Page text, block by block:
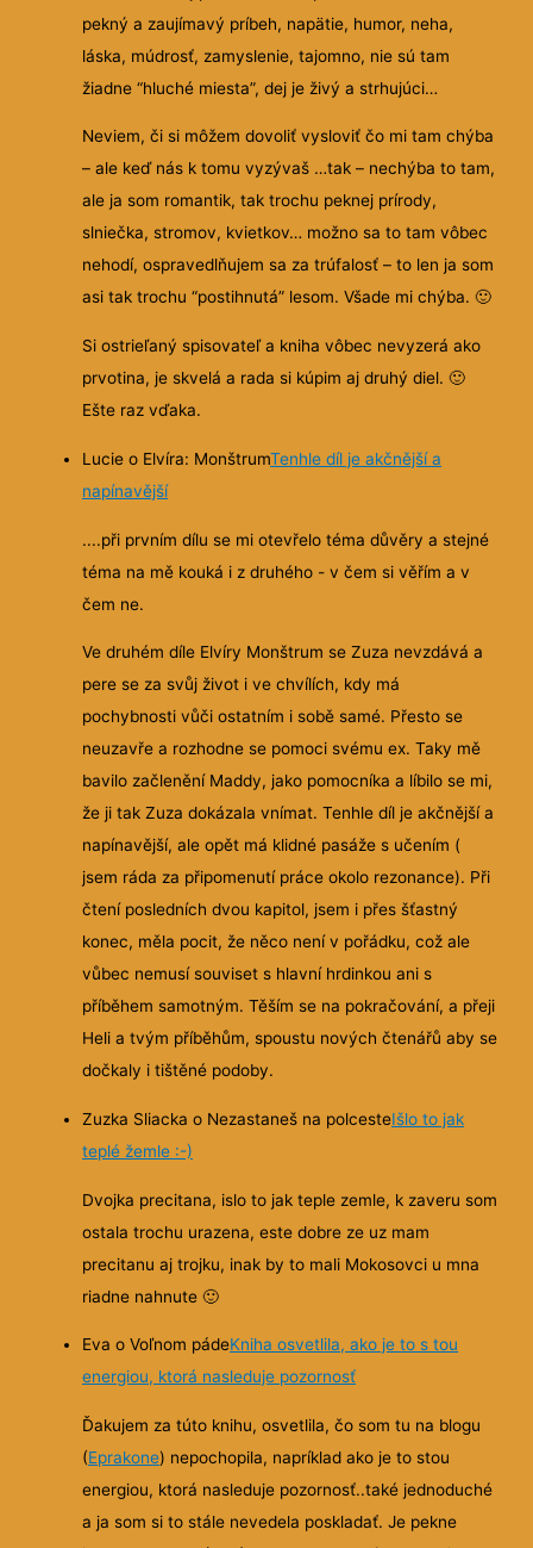
pekný a zaujímavý príbeh, napätie, humor, neha,
láska, múdrosť, zamyslenie, tajomno, nie sú tam
žiadne “hluché miesta”, dej je živý a strhujúci…
Neviem, či si môžem dovoliť vysloviť čo mi tam chýba
– ale keď nás k tomu vyzývaš …tak – nechýba to tam,
ale ja som romantik, tak trochu peknej prírody,
slniečka, stromov, kvietkov… možno sa to tam vôbec
nehodí, ospravedlňujem sa za trúfalosť – to len ja som
asi tak trochu “postihnutá” lesom. Všade mi chýba.🙂
Si ostrieľaný spisovateľ a kniha vôbec nevyzerá ako
prvotina, je skvelá a rada si kúpim aj druhý diel.🙂
Ešte raz vďaka.
Lucie o Elvíra: MonštrumTenhle díl je akčnější a
napínavější
....při prvním dílu se mi otevřelo téma důvěry a stejné
téma na mě kouká i z druhého - v čem si věřím a v
čem ne.
Ve druhém díle Elvíry Monštrum se Zuza nevzdává a
pere se za svůj život i ve chvílích, kdy má
pochybnosti vůči ostatním i sobě samé. Přesto se
neuzavře a rozhodne se pomoci svému ex. Taky mě
bavilo začlenění Maddy, jako pomocníka a líbilo se mi,
že ji tak Zuza dokázala vnímat. Tenhle díl je akčnější a
napínavější, ale opět má klidné pasáže s učením (
jsem ráda za připomenutí práce okolo rezonance). Při
čtení posledních dvou kapitol, jsem i přes šťastný
konec, měla pocit, že něco není v pořádku, což ale
vůbec nemusí souviset s hlavní hrdinkou ani s
příběhem samotným. Těším se na pokračování, a přeji
Heli a tvým příběhům, spoustu nových čtenářů aby se
dočkaly i tištěné podoby.
Zuzka Sliacka o Nezastaneš na polcesteIšlo to jak
teplé žemle :-)
Dvojka precitana, islo to jak teple zemle, k zaveru som
ostala trochu urazena, este dobre ze uz mam
precitanu aj trojku, inak by to mali Mokosovci u mna
riadne nahnute🙂
Eva o Voľnom pádeKniha osvetlila, ako je to s tou
energiou, ktorá nasleduje pozornosť
Ďakujem za túto knihu, osvetlila, čo som tu na blogu
(Eprakone) nepochopila, napríklad ako je to stou
energiou, ktorá nasleduje pozornosť..také jednoduché
a ja som si to stále nevedela poskladať. Je pekne